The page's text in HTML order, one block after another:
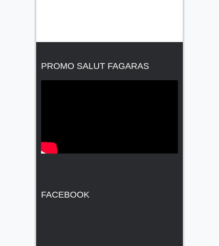
PROMO SALUT FAGARAS
FACEBOOK